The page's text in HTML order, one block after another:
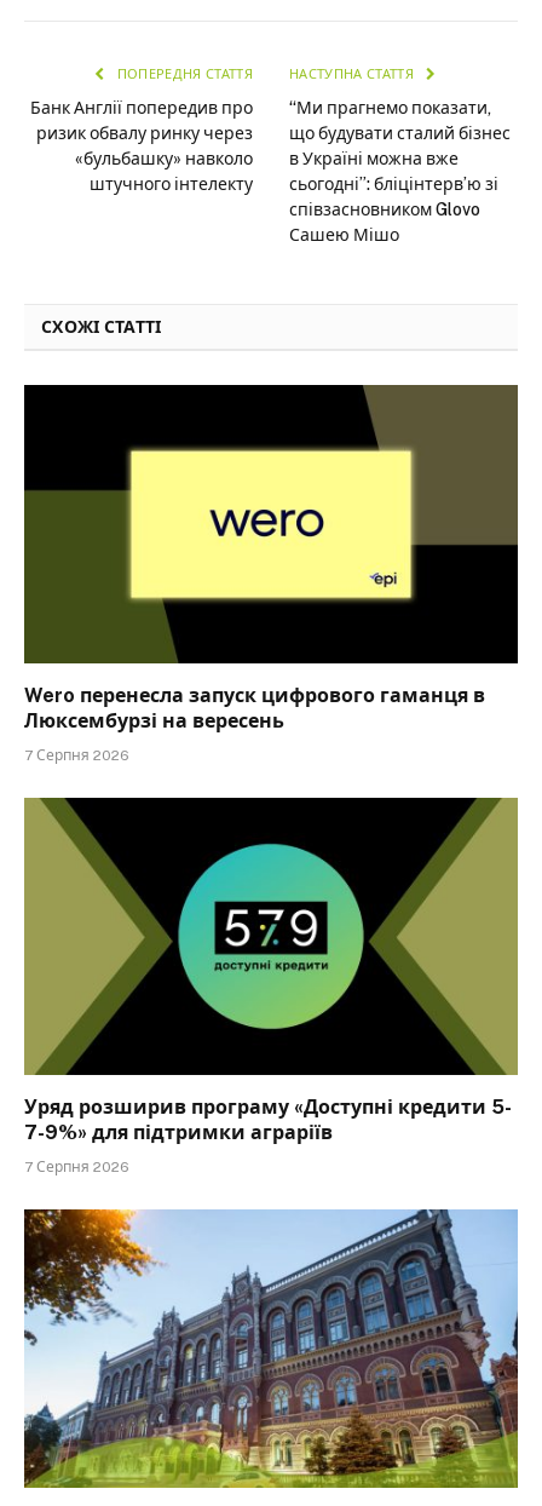
ПОПЕРЕДНЯ СТАТТЯ
Банк Англії попередив про
ризик обвалу ринку через
«бульбашку» навколо
штучного інтелекту
НАСТУПНА СТАТТЯ
“Ми прагнемо показати,
що будувати сталий бізнес
в Україні можна вже
сьогодні”: бліцінтерв’ю зі
співзасновником Glovo
Сашею Мішо
СХОЖІ СТАТТІ
Wero перенесла запуск цифрового гаманця в
Люксембурзі на вересень
7 Серпня 2026
Уряд розширив програму «Доступні кредити 5-
7-9%» для підтримки аграріїв
7 Серпня 2026